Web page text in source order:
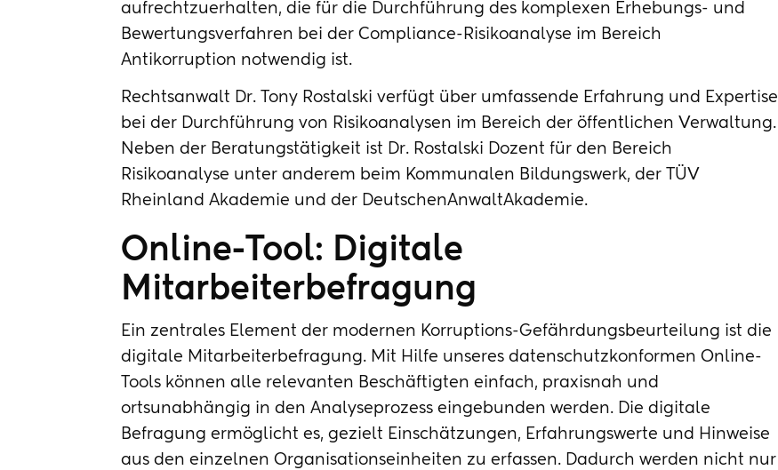
aufrechtzuerhalten, die für die Durchführung des komplexen Erhebungs- und
Bewertungsverfahren bei der Compliance-Risikoanalyse im Bereich
Antikorruption notwendig ist.
Rechtsanwalt Dr. Tony Rostalski verfügt über umfassende Erfahrung und Expertise
bei der Durchführung von Risikoanalysen im Bereich der öffentlichen Verwaltung.
Neben der Beratungstätigkeit ist Dr. Rostalski Dozent für den Bereich
Risikoanalyse unter anderem beim Kommunalen Bildungswerk, der TÜV
Rheinland Akademie und der DeutschenAnwaltAkademie.
Online-Tool: Digitale
Mitarbeiterbefragung
Ein zentrales Element der modernen Korruptions-Gefährdungsbeurteilung ist die
digitale Mitarbeiterbefragung. Mit Hilfe unseres datenschutzkonformen Online-
Tools können alle relevanten Beschäftigten einfach, praxisnah und
ortsunabhängig in den Analyseprozess eingebunden werden. Die digitale
Befragung ermöglicht es, gezielt Einschätzungen, Erfahrungswerte und Hinweise
aus den einzelnen Organisationseinheiten zu erfassen. Dadurch werden nicht nur